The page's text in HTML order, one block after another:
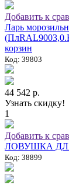
Добавить к
Ларь
корзин
Код: 39803
44 542 р.
Узнать скидку!
1
Добавить к
ЛОВУШКА
Код: 38899